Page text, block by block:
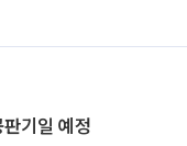
기일 예정